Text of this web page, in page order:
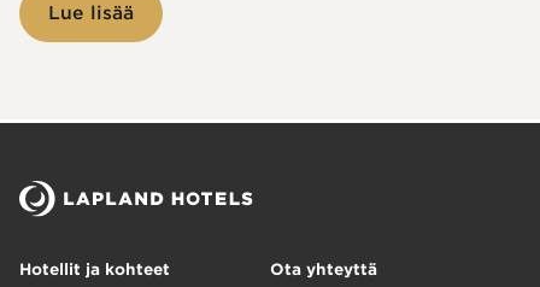
Lue lisää
Hotellit ja kohteet Ota yhteyttä